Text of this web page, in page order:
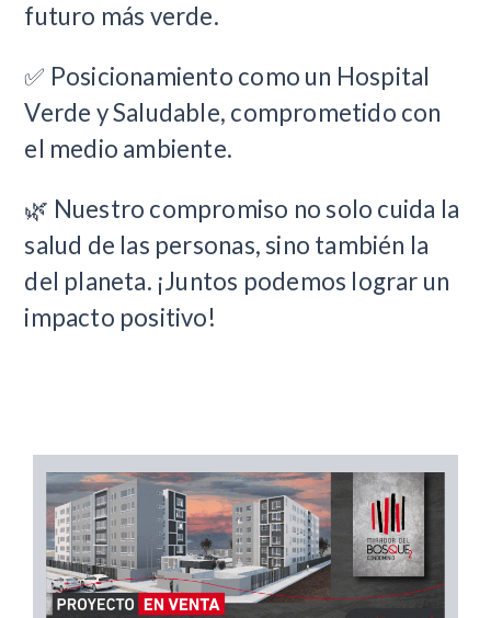
futuro más verde.
✅ Posicionamiento como un Hospital
Verde y Saludable, comprometido con
el medio ambiente.
🌿 Nuestro compromiso no solo cuida la
salud de las personas, sino también la
del planeta. ¡Juntos podemos lograr un
impacto positivo!